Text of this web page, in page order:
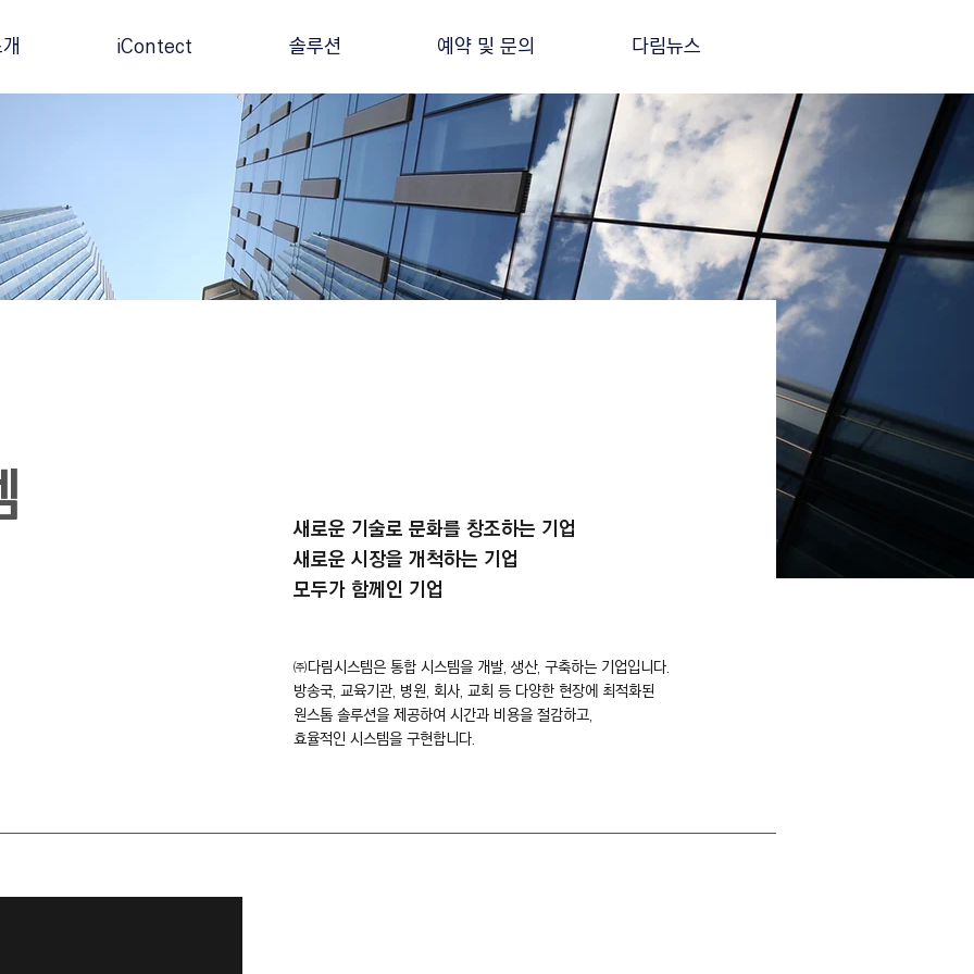
iContect 솔루션 예약 및 문의 다림뉴스
새로운 기술로 문화를 창조하는 기업
새로운 시장을 개척하는 기업
​모두가 함께인 기업
㈜다림시스템은 통합 시스템을 개발, 생산, 구축하는 기업입니다.
방송국, 교육기관, 병원, 회사, 교회 등 다양한 현장에 최적화된
원스톱 솔루션을 제공하여 시간과 비용을 절감하고,
효율적인 시스템을 구현합니다.